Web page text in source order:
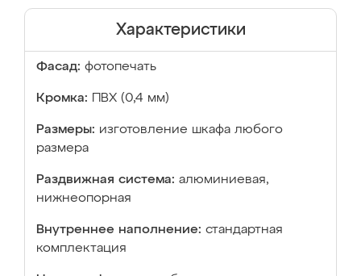
Характеристики
Фасад: фотопечать
Кромка: ПВХ (0,4 мм)
Размеры: изготовление шкафа любого
размера
Раздвижная система: алюминиевая,
нижнеопорная
Внутреннее наполнение: стандартная
комплектация